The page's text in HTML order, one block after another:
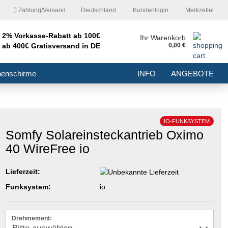
Zahlung/Versand Deutschland Kundenlogin
Konto erstellen
Passwort vergessen?
Merkzettel
2% Vorkasse-Rabatt ab 100€
ab 400€ Gratisversand in DE
Ihr Warenkorb
0,00 €
INFO ANGEBOTE
IO-FUNKSYSTEM
Somfy Solareinsteckantrieb Oximo
40 WireFree io
Lieferzeit:
Funksystem:
io
Drehmement: